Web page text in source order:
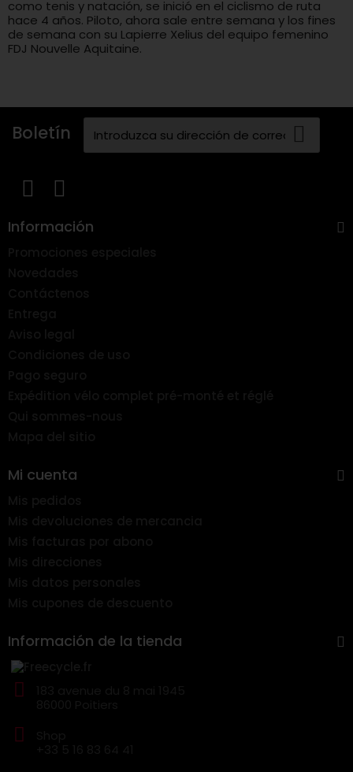
como tenis y natación, se inició en el ciclismo de ruta
hace 4 años. Piloto, ahora sale entre semana y los fines
de semana con su Lapierre Xelius del equipo femenino
FDJ Nouvelle Aquitaine.
Boletín
Información
Mi cuenta
Información de la tienda